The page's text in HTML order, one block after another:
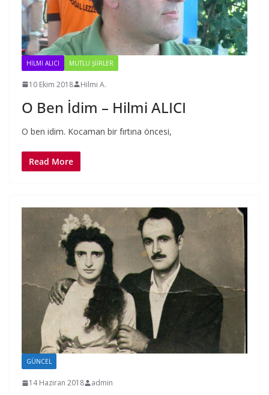
HILMI ALICI MUTLU ŞIIRLER
10 Ekim 2018 Hilmi A.
O Ben İdim – Hilmi ALICI
O ben idim. Kocaman bir fırtına öncesi,
Read More
GÜNCEL
14 Haziran 2018 admin